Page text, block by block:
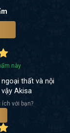
này
thất và nội
Akisa
ích với bạn?